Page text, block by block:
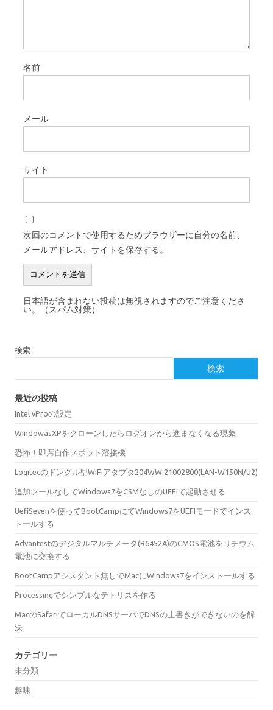
名前
メール
サイト
次回のコメントで使用するためブラウザーに自分の名前、
メールアドレス、サイトを保存する。
日本語が含まれない投稿は無視されますのでご注意くださ
い。（スパム対策）
検索
検索
最近の投稿
Intel vProの設定
WindowasXPをクローンしたらログオンから進まなくなる現象
恐怖！即席自作スポット溶接機
Logitecのドングル型WiFiアダプタ204WW 21002800(LAN-W150N/U2)
追加ツールなしでWindows7をCSMなしのUEFIで起動させる
UefiSevenを使ってBootCampにてWindows7をUEFIモードでインス
トールする
Advantestのデジタルマルチメータ(R6452A)のCMOS電池をリチウム
電池に交換する
BootCampアシスタント無しでMacにWindows7をインストールする
Processingでシンプルなテトリスを作る
MacのSafariでローカルDNSサーバでDNSの上書きができないのを解
決
カテゴリー
未分類
趣味